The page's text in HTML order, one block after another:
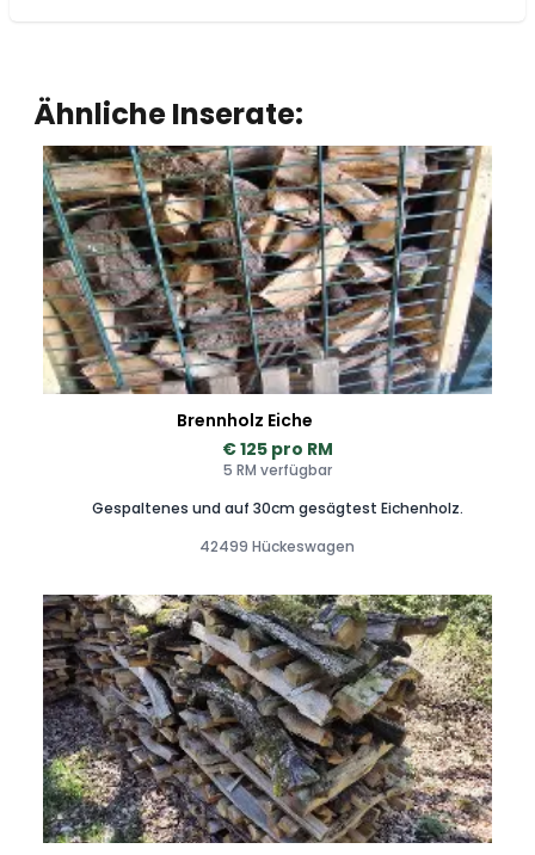
Ähnliche Inserate:
Brennholz Eiche
€ 125 pro RM
5 RM verfügbar
Gespaltenes und auf 30cm gesägtest Eichenholz.
42499 Hückeswagen